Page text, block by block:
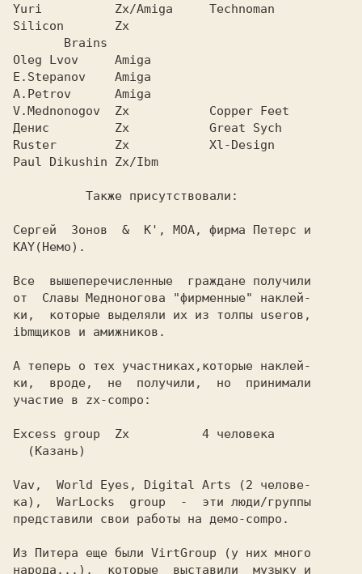
Yuri          Zx/Amiga     Technoman
Silicon       Zx
Oleg Lvov     Amiga
E.Stepanov    Amiga
A.Petrov      Amiga
V.Mednonogov  Zx           Copper Feet
Денис         Zx           Great Sych
Ruster        Zx           Xl-Design
Paul Dikushin Zx/Ibm
Сергей  Зонов  &  K', МОА, фирма Петерс и
KAY(Hемо).
Все  вышеперечисленные  граждане получили
от  Славы Медноногова "фирменные" наклей-
ки,  которые выделяли их из толпы userов,
ibmщиков и амижников.
А теперь о тех участниках,которые наклей-
ки,  вроде,  не  получили,  но  принимали
участие в zx-compo:
Excess group  Zx          4 человека
Vav,  World Eyes, Digital Arts (2 челове-
ка),  WarLocks  group  -  эти люди/группы
представили свои работы на демо-compo.
Из Питера еще были VirtGroup (у них много
народа...),  которые  выставили  музыку и